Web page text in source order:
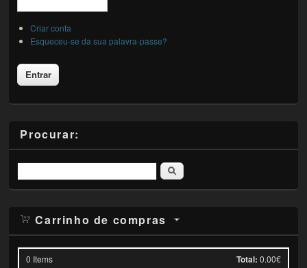
Criar conta
Esqueceu-se da sua palavra-passe?
Procurar:
Pesquisar
Carrinho de compras
0 Items Total: 0.00€